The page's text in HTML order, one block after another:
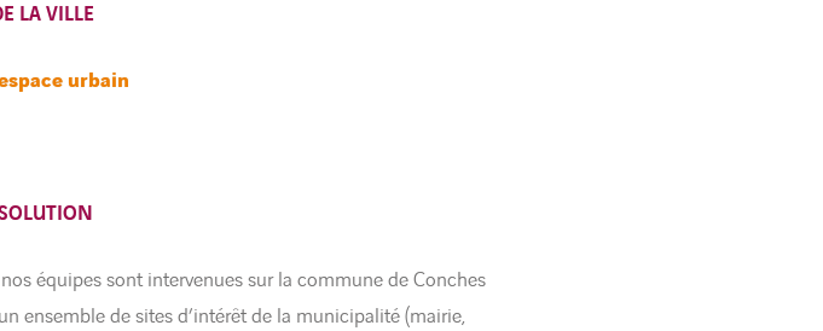
LA VILLE
urbain
équipes sont intervenues sur la commune de Conches
ensemble de sites d’intérêt de la municipalité (mairie,